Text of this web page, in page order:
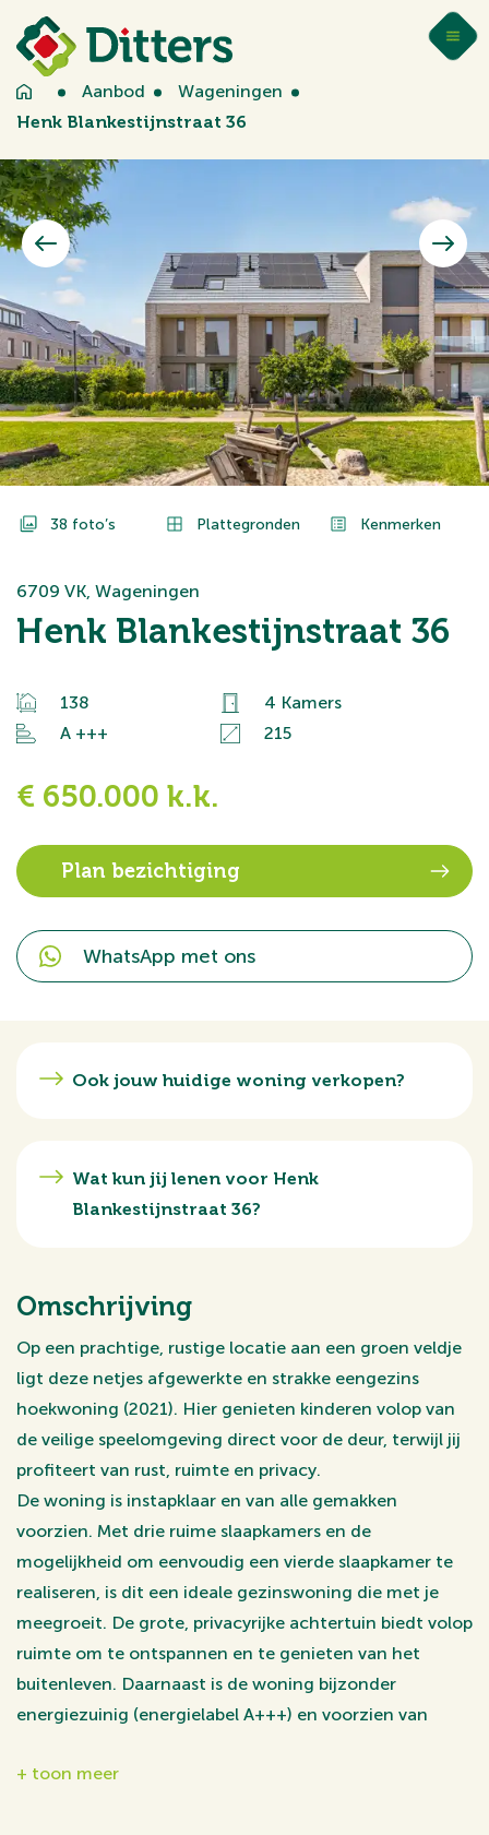
Aanbod
Wageningen
Henk Blankestijnstraat 36
38 foto’s Plattegronden Kenmerken
6709 VK, Wageningen
Henk Blankestijnstraat 36
138
4 Kamers
A +++
215
€ 650.000 k.k.
Plan bezichtiging
WhatsApp met ons
Ook jouw huidige woning verkopen?
Wat kun jij lenen voor Henk
Blankestijnstraat 36?
Omschrijving
Op een prachtige, rustige locatie aan een groen veldje
ligt deze netjes afgewerkte en strakke eengezins
hoekwoning (2021). Hier genieten kinderen volop van
de veilige speelomgeving direct voor de deur, terwijl jij
profiteert van rust, ruimte en privacy.
De woning is instapklaar en van alle gemakken
voorzien. Met drie ruime slaapkamers en de
mogelijkheid om eenvoudig een vierde slaapkamer te
realiseren, is dit een ideale gezinswoning die met je
meegroeit. De grote, privacyrijke achtertuin biedt volop
ruimte om te ontspannen en te genieten van het
buitenleven. Daarnaast is de woning bijzonder
energiezuinig (energielabel A+++) en voorzien van
gehele woning. Kortom: een modern, duurzaam en
+ toon meer